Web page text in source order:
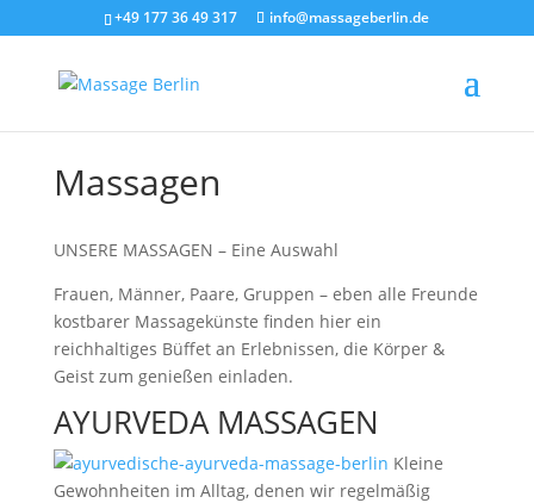
+49 177 36 49 317 info@massageberlin.de
Massagen
UNSERE MASSAGEN – Eine Auswahl
Frauen, Männer, Paare, Gruppen – eben alle Freunde
kostbarer Massagekünste finden hier ein
reichhaltiges Büffet an Erlebnissen, die Körper &
Geist zum genießen einladen.
AYURVEDA MASSAGEN
Kleine
Gewohnheiten im Alltag, denen wir regelmäßig